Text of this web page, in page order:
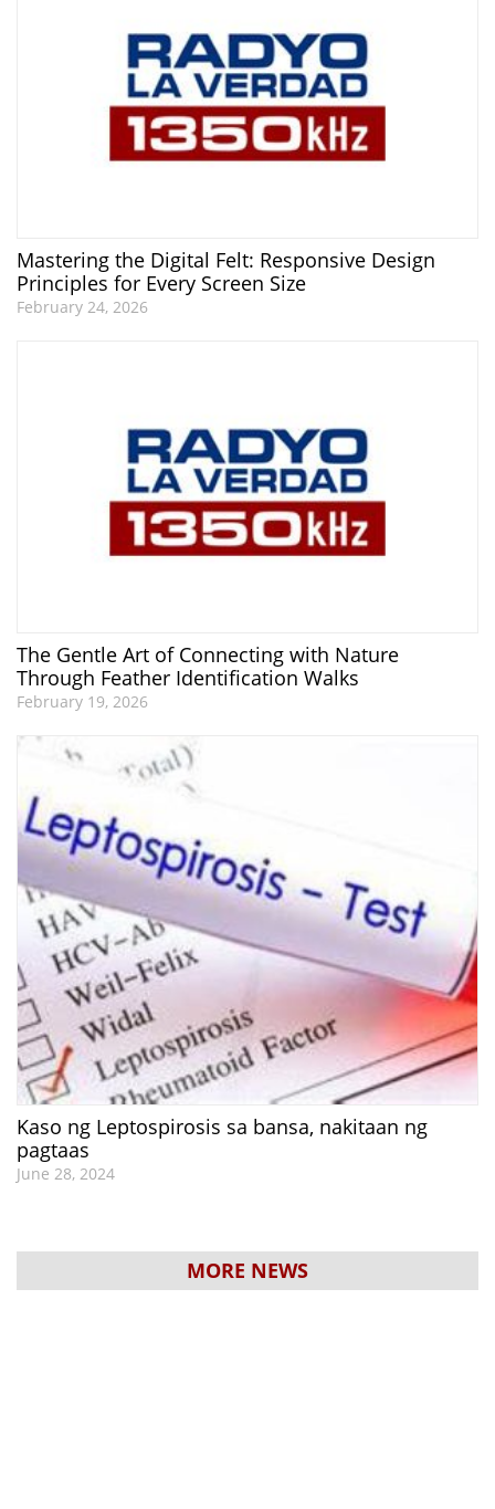
Mastering the Digital Felt: Responsive Design
Principles for Every Screen Size
February 24, 2026
The Gentle Art of Connecting with Nature
Through Feather Identification Walks
February 19, 2026
Kaso ng Leptospirosis sa bansa, nakitaan ng
pagtaas
June 28, 2024
MORE NEWS